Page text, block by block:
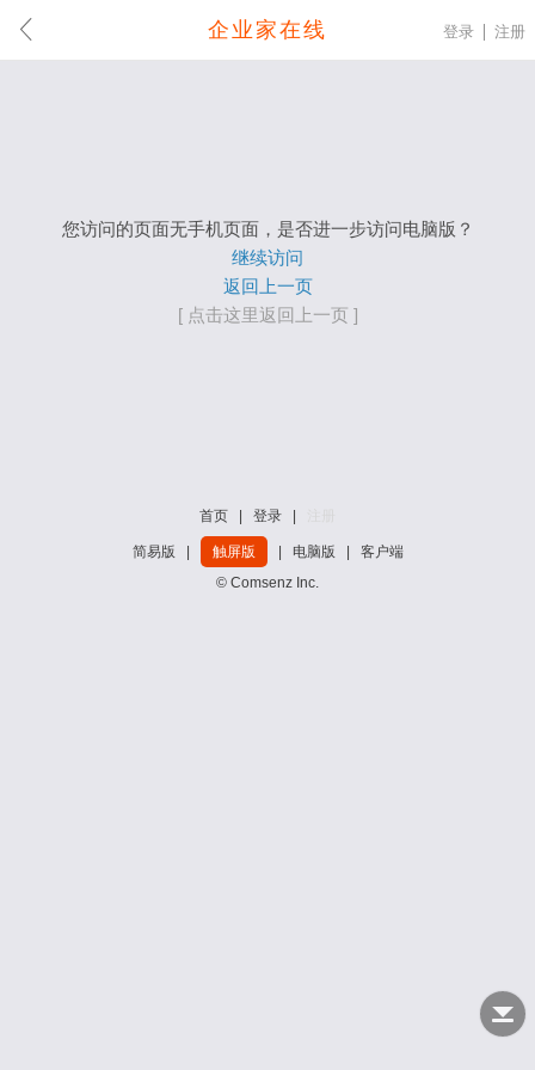
企业家在线 登录 注册
您访问的页面无手机页面，是否进一步访问电脑版？
继续访问
返回上一页
[ 点击这里返回上一页 ]
首页 登录
简易版 触屏版 电脑版
客户端
© Comsenz Inc.